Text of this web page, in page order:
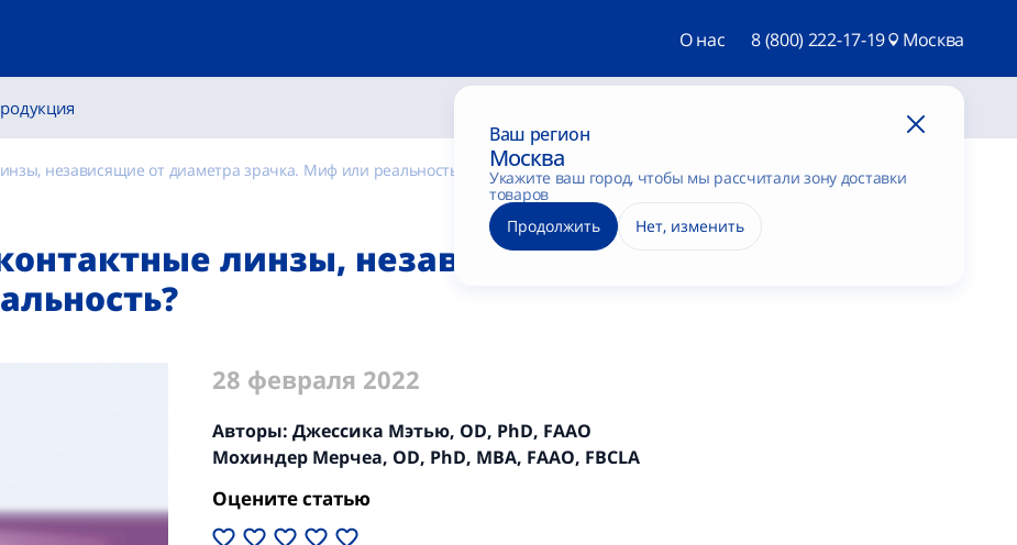
О нас 8 (800) 222-17-19 Москва
Ваш регион
Москва
Укажите ваш город, чтобы мы рассчитали зону доставки
товаров
Продолжить
Нет, изменить
независящие от диаметра зрачка. Миф или реальность?
линзы, независящие от диаметра
28 февраля 2022
Авторы: Джессика Мэтью, OD, PhD, FAAO
Мохиндер Мерчеа, OD, PhD, MBA, FAAO, FBCLA
Оцените статью